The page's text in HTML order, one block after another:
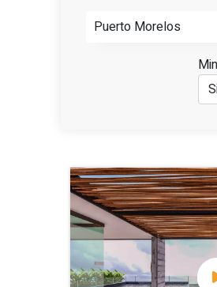
Puerto Morelos